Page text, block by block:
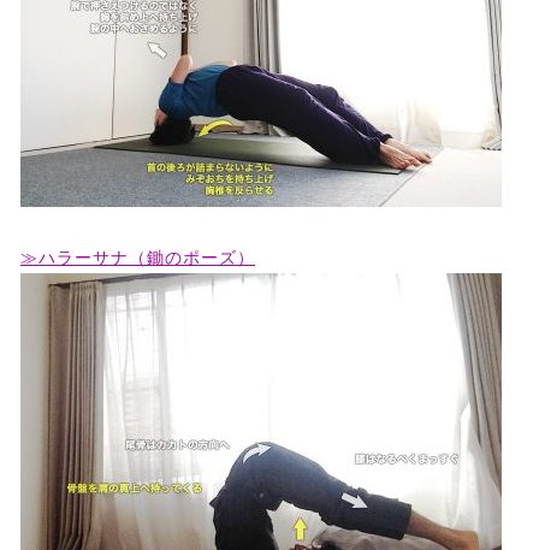
≫ハラーサナ（鋤のポーズ）